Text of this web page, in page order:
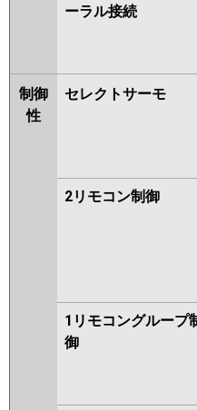
ーラル接続
制御
性
セレクトサーモ
2リモコン制御
1リモコングループ
御